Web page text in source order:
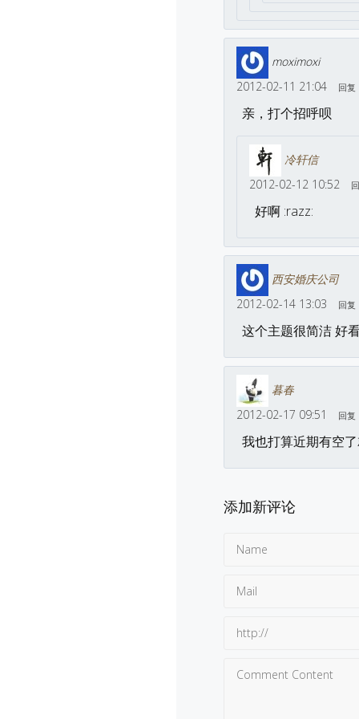
moximoxi
2012-02-11 21:04
回复
亲，打个招呼呗
冷轩信
2012-02-12 10:52
好啊 :razz:
西安婚庆公司
2012-02-14 13:03
回复
这个主题很简洁 好
暮春
2012-02-17 09:51
回复
我也打算近期有空
添加新评论